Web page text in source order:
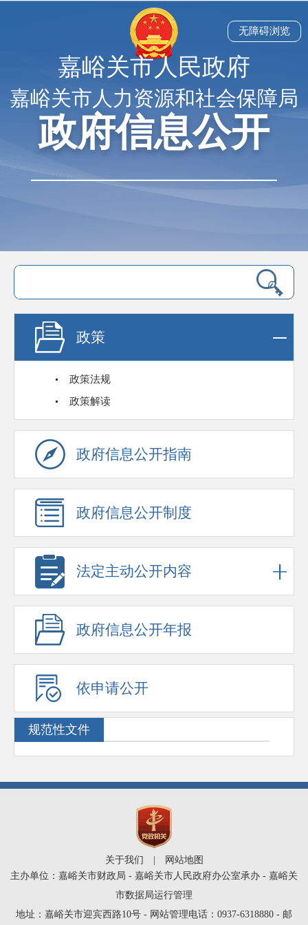
嘉峪关市人民政府
嘉峪关市人力资源和社会保障局
政府信息公开
无障碍浏览
政策
政策法规
政策解读
政府信息公开指南
政府信息公开制度
法定主动公开内容
政府信息公开年报
依申请公开
规范性文件
关于我们
网站地图
主办单位：嘉峪关市财政局 - 嘉峪关市人民政府办公室承办 - 嘉峪关
市数据局运行管理
地址：嘉峪关市迎宾西路10号 - 网站管理电话：0937-6318880 - 邮